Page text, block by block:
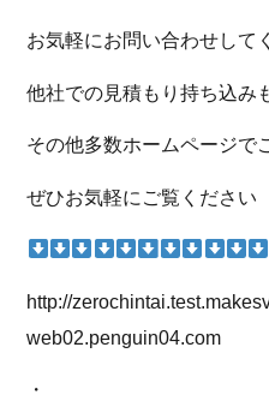
お気軽にお問い合わせして
他社での見積もり持ち込み
その他多数ホームページで
ぜひお気軽にご覧ください
http://
web02.penguin04.com
・